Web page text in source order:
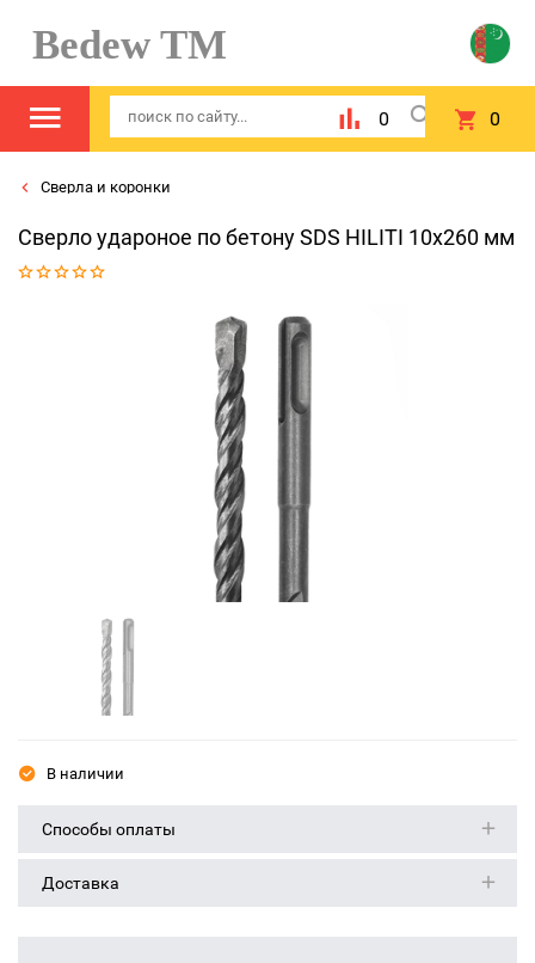
Bedew TM
0 0
Сверла и коронки
Сверло удароное по бетону SDS HILITI 10х260 мм
В наличии
Способы оплаты
Доставка